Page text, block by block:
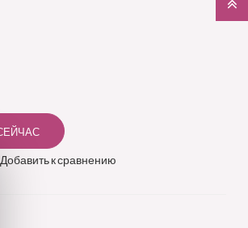
Добавить к сравнению